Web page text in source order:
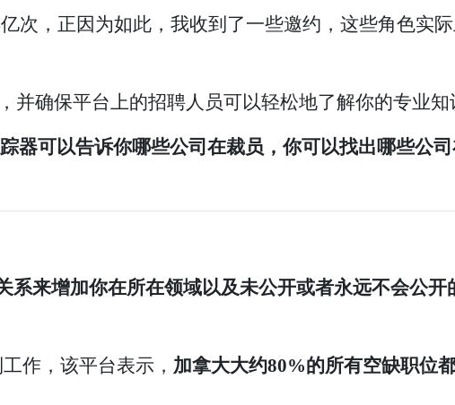
次，正因为如此，我收到了一些邀约，这些角色实
并确保平台上的招聘人员可以轻松地了解你的专业知
器可以告诉你哪些公司在裁员，你可以找出哪些公
系来增加你在所在领域以及未公开或者永远不会公
作，该平台表示， 加拿大大约80%的所有空缺职位